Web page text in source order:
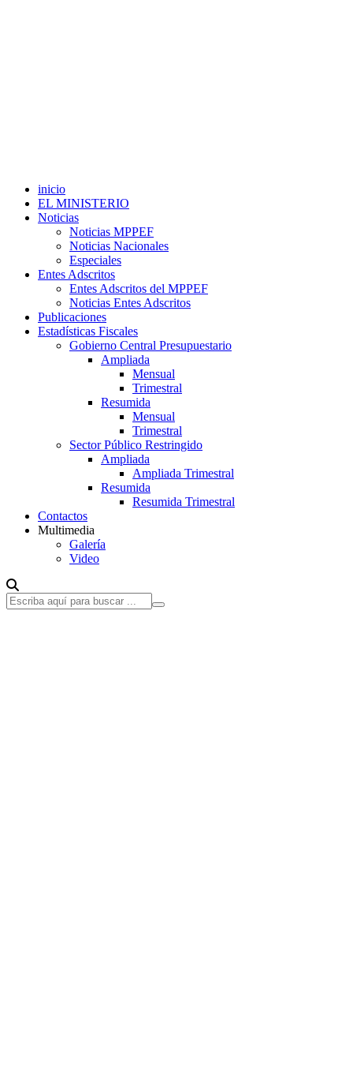
inicio
EL MINISTERIO
Noticias
Noticias MPPEF
Noticias Nacionales
Especiales
Entes Adscritos
Entes Adscritos del MPPEF
Noticias Entes Adscritos
Publicaciones
Estadísticas Fiscales
Gobierno Central Presupuestario
Ampliada
Mensual
Trimestral
Resumida
Mensual
Trimestral
Sector Público Restringido
Ampliada
Ampliada Trimestral
Resumida
Resumida Trimestral
Contactos
Multimedia
Galería
Video